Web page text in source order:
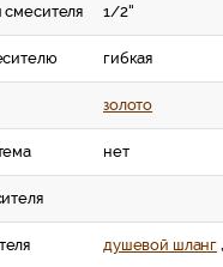
1/2''
гибкая
золото
нет
душевой шланг ,